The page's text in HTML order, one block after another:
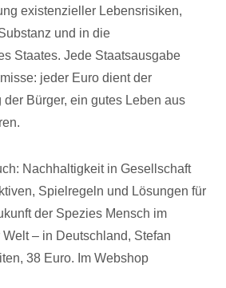
existenzieller Lebensrisiken,
und in die
Staates. Jede Staatsausgabe
jeder Euro dient der
Bürger, ein gutes Leben aus
Nachhaltigkeit in Gesellschaft
Spielregeln und Lösungen für
der Spezies Mensch im
– in Deutschland, Stefan
38 Euro. Im Webshop